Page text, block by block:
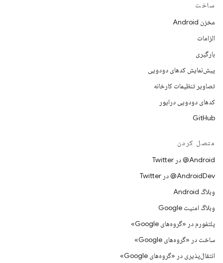
ساخت
مخزن Android
الزامات
بارگیری
پیش‌نمایش کدهای دودویی
تصاویر تنظیمات کارخانه
کدهای دودویی درایور
GitHub
متصل کردن
Android@ در Twitter
AndroidDev@ در Twitter
وبلاگ Android
وبلاگ امنیت Google
پلتفورم در «گروه‌های Google»
ساخت در «گروه‌های Google»
انتقال‌پذیری در «گروه‌های Google»